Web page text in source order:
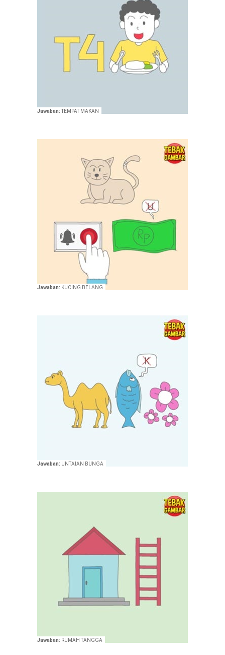
Jawaban:TEMPAT MAKAN
Jawaban: KUCING BELANG
Jawaban: UNTAIAN BUNGA
Jawaban: RUMAH TANGGA